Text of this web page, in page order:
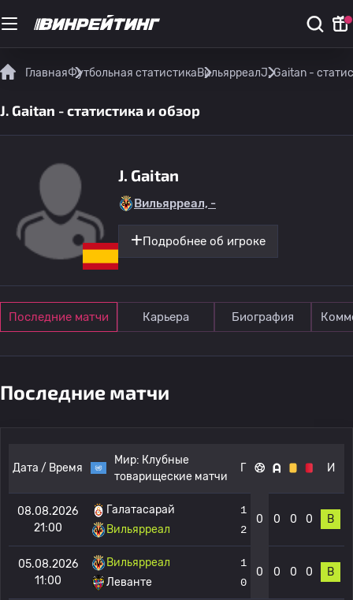
ГлавнаяФутбольная статистикаВильярреалJ. Gaitan -
J. Gaitan - статистика и обзор
J. Gaitan
Вильярреал, -
Подробнее об игроке
Последние матчи Карьера Биография
Последние матчи
Дата / Время
Мир: Клубные
товарищеские матчи
Г И
08.08.2026
21:00
Галатасарай
Вильярреал
1
2
0 0 0 0 В
05.08.2026
11:00
Вильярреал
Леванте
1
0
0 0 0 0 В